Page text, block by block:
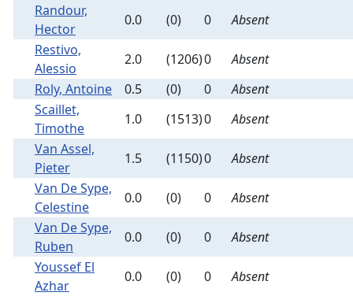
Randour,
Hector
0.0 (0) 0
Absent
Restivo,
Alessio
2.0 (1206)0
Absent
Roly, Antoine
0.5 (0) 0
Absent
Scaillet,
Timothe
1.0 (1513)0
Absent
Van Assel,
Pieter
1.5 (1150)0
Absent
Van De Sype,
Celestine
0.0 (0) 0
Absent
Van De Sype,
Ruben
0.0 (0) 0
Absent
Youssef El
Azhar
0.0 (0) 0
Absent